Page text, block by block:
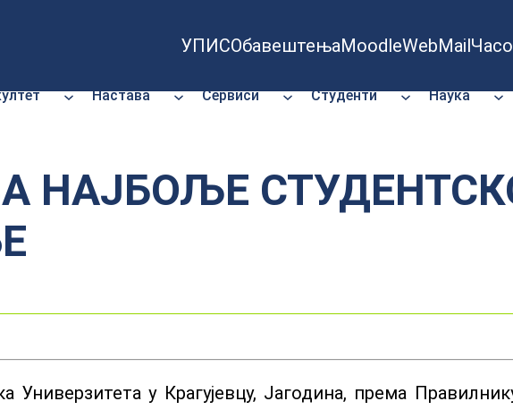
УПИСОбавештењаMoodleWebMail
Настава Сервиси Студенти Наука
НАЈБОЉЕ
Универзитета у Крагујевцу, Јагодина, према